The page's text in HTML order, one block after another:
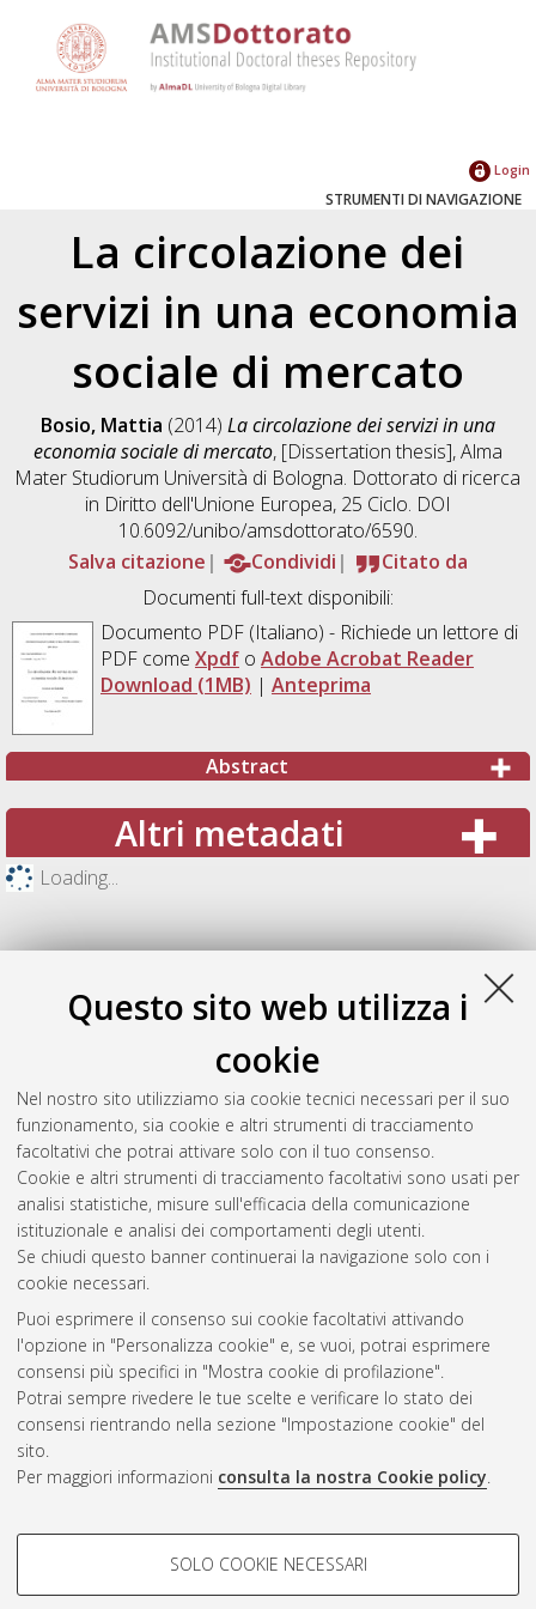
Questo sito web utilizza i
cookie
Nel nostro sito utilizziamo sia cookie tecnici necessari per il suo
funzionamento, sia cookie e altri strumenti di tracciamento
facoltativi che potrai attivare solo con il tuo consenso.
Cookie e altri strumenti di tracciamento facoltativi sono usati per
analisi statistiche, misure sull'efficacia della comunicazione
istituzionale e analisi dei comportamenti degli utenti.
Se chiudi questo banner continuerai la navigazione solo con i
cookie necessari.
Puoi esprimere il consenso sui cookie facoltativi attivando
l'opzione in "Personalizza cookie" e, se vuoi, potrai esprimere
consensi più specifici in "Mostra cookie di profilazione".
Potrai sempre rivedere le tue scelte e verificare lo stato dei
consensi rientrando nella sezione "Impostazione cookie" del
sito.
Per maggiori informazioni consulta la nostra Cookie policy.
COOKIE DI PROFILAZIONE -
SOLO COOKIE NECESSARI
Login
STRUMENTI DI NAVIGAZIONE
La circolazione dei
servizi in una economia
sociale di mercato
Bosio, Mattia (2014) La circolazione dei servizi in una
economia sociale di mercato, [Dissertation thesis], Alma
Mater Studiorum Università di Bologna. Dottorato di ricerca
in Diritto dell'Unione Europea, 25 Ciclo. DOI
10.6092/unibo/amsdottorato/6590.
Salva citazione
Condividi
Citato da
Documenti full-text disponibili:
Documento PDF(Italiano) - Richiede un lettore di
PDF come Xpdfo Adobe Acrobat Reader
Download (1MB) | Anteprima
Abstract
Altri metadati
Loading...
Gestione del documento:
Atom
Rss 1.0
Rss 2.0
ISSN: 2038-7946
Impostazioni Cookie
Informativa sulla privacy
Condizioni d’uso del sito